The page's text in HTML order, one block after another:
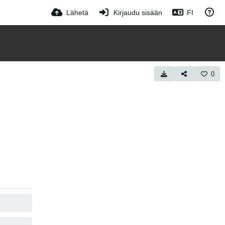
Lähetä Kirjaudu sisään FI
0